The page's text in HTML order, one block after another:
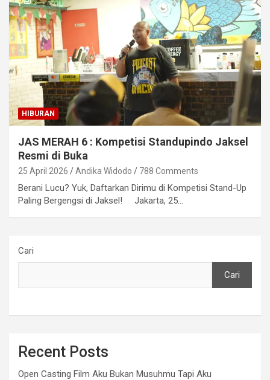
HIBURAN
JAS MERAH 6 : Kompetisi Standupindo Jaksel
Resmi di Buka
25 April 2026 Andika Widodo 788 Comments
Berani Lucu? Yuk, Daftarkan Dirimu di Kompetisi Stand-Up
Paling Bergengsi di Jaksel! Jakarta, 25…
Cari
Cari
Recent Posts
Open Casting Film Aku Bukan Musuhmu Tapi Aku